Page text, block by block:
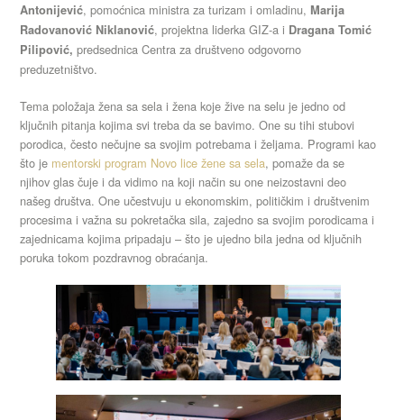
Antonijević, pomoćnica ministra za turizam i omladinu, Marija
Radovanović Niklanović, projektna liderka GIZ-a i Dragana Tomić
Pilipović, predsednica Centra za društveno odgovorno
preduzetništvo.
Tema položaja žena sa sela i žena koje žive na selu je jedno od
ključnih pitanja kojima svi treba da se bavimo. One su tihi stubovi
porodica, često nečujne sa svojim potrebama i željama. Programi kao
što je mentorski program Novo lice žene sa sela, pomaže da se
njihov glas čuje i da vidimo na koji način su one neizostavni deo
našeg društva. One učestvuju u ekonomskim, političkim i društvenim
procesima i važna su pokretačka sila, zajedno sa svojim porodicama i
zajednicama kojima pripadaju – što je ujedno bila jedna od ključnih
poruka tokom pozdravnog obraćanja.